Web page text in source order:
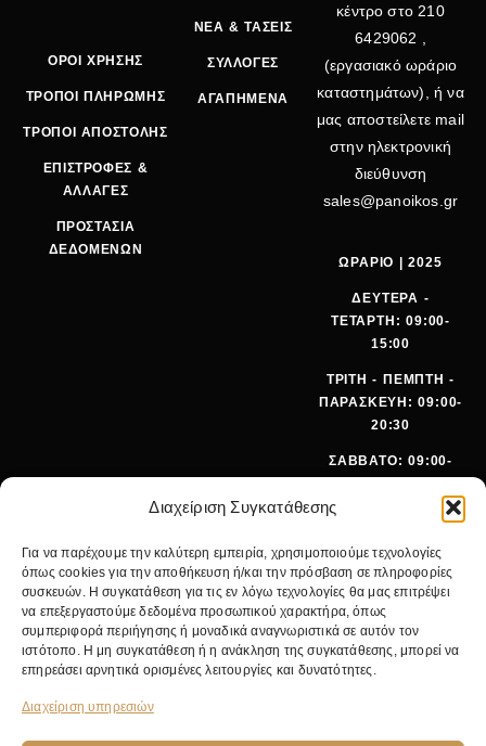
Διαχείριση Συγκατάθεσης
Για να παρέχουμε την καλύτερη εμπειρία, χρησιμοποιούμε τεχνολογίες
όπως cookies για την αποθήκευση ή/και την πρόσβαση σε πληροφορίες
συσκευών. Η συγκατάθεση για τις εν λόγω τεχνολογίες θα μας επιτρέψει
να επεξεργαστούμε δεδομένα προσωπικού χαρακτήρα, όπως
συμπεριφορά περιήγησης ή μοναδικά αναγνωριστικά σε αυτόν τον
ιστότοπο. Η μη συγκατάθεση ή η ανάκληση της συγκατάθεσης, μπορεί να
επηρεάσει αρνητικά ορισμένες λειτουργίες και δυνατότητες.
Διαχείριση υπηρεσιών
ΟΡΟΙ ΧΡΗΣΗΣ
ΤΡΟΠΟΙ ΠΛΗΡΩΜΗΣ
ΤΡΟΠΟΙ ΑΠΟΣΤΟΛΗΣ
ΕΠΙΣΤΡΟΦΕΣ &
ΑΛΛΑΓΕΣ
ΠΡΟΣΤΑΣΙΑ
ΔΕΔΟΜΕΝΩΝ
ΝΕΑ & ΤΑΣΕΙΣ
ΣΥΛΛΟΓΕΣ
ΑΓΑΠΗΜΕΝΑ
κέντρο στο 210
6429062
(εργασιακό ωράριο
καταστημάτων), ή να
μας αποστείλετε mail
στην ηλεκτρονική
διεύθυνση
sales@panoikos.gr
ΩΡΑΡΙΟ | 2025
ΔΕΥΤΕΡΑ -
ΤΕΤΑΡΤΗ: 09:00-
15:00
ΤΡΙΤΗ - ΠΕΜΠΤΗ -
ΠΑΡΑΣΚΕΥΗ: 09:00-
20:30
ΣΑΒΒΑΤΟ: 09:00-
ΩΝΟ:
642 9062
EMA
IL:
SALES@PANOI
KOS.GR
ΚΕΝΤΡΙΚ
Ο
ΚΑΤΑΣΤΗ
ΝΙΚ.
ΓΚΥΖΗ 24,